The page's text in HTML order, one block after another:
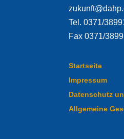
Tel. 0371/
Fax 0371/
Startseite
Impressum
Datenschutz
Allgemeine